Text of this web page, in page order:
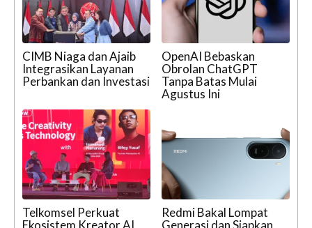
CIMB Niaga dan Ajaib
Integrasikan Layanan
Perbankan dan Investasi
OpenAI Bebaskan
Obrolan ChatGPT
Tanpa Batas Mulai
Agustus Ini
Telkomsel Perkuat
Ekosistem Kreator AI
Redmi Bakal Lompat
Generasi dan Siapkan